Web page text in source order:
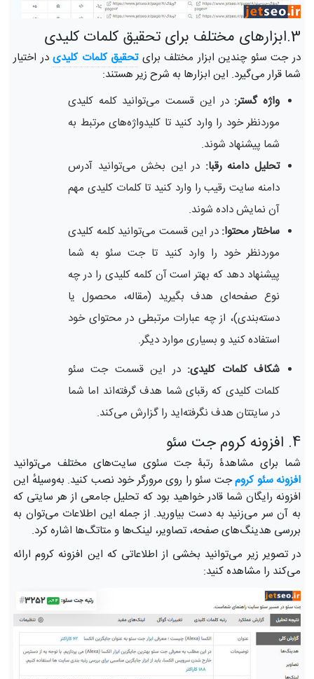
3.ابزارهای مختلف برای تحقیق کلمات کلیدی
در جت سئو چندین ابزار مختلف برایتحقیق کلمات کلیدیدر اختیار
شما قرار می‌گیرد. این ابزارها به شرح زیر هستند:
واژه گستر: در این قسمت می‌توانید کلمه کلیدی
موردنظر خود را وارد کنید تا کلیدواژه‌های مرتبط به
شما پیشنهاد شوند.
تحلیل دامنه رقبا: در این بخش می‌توانید آدرس
دامنه سایت رقیب را وارد کنید تا کلمات کلیدی مهم
آن نمایش داده شوند.
ساختار محتوا: در این قسمت می‌توانید کلمه کلیدی
موردنظر خود را وارد کنید تا جت سئو به شما
پیشنهاد دهد که بهتر است آن کلمه کلیدی را در چه
نوع صفحه‌ای هدف بگیرید (مقاله، محصول یا
دسته‌بندی)، از چه عبارات مرتبطی در محتوای خود
استفاده کنید و بسیاری موارد دیگر.
شکاف کلمات کلیدی: در این قسمت جت سئو
کلمات کلیدی که رقبای شما هدف گرفته‌اند اما شما
در سایتتان هدف نگرفته‌اید را گزارش می‌کند.
4. افزونه کروم جت سئو
شما برای مشاهدۀ رتبۀ جت سئوی سایت‌های مختلف می‌توانید
افزونه سئو کروم جت سئو را روی مرورگر خود نصب کنید. به‌وسیلهٔ این
افزونه رایگان شما قادر خواهید بود که تحلیل جامعی از هر سایتی که
به آن سر می‌زنید به دست بیاورید. از جمله این اطلاعات می‌توان به
بررسی هدینگ‌های صفحه، تصاویر، لینک‌ها و متاتگ‌ها اشاره کرد.
در تصویر زیر می‌توانید بخشی از اطلاعاتی که این افزونه کروم ارائه
می‌کند را مشاهده کنید: